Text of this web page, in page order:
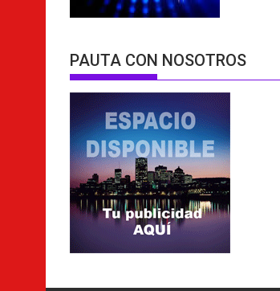
PAUTA CON NOSOTROS